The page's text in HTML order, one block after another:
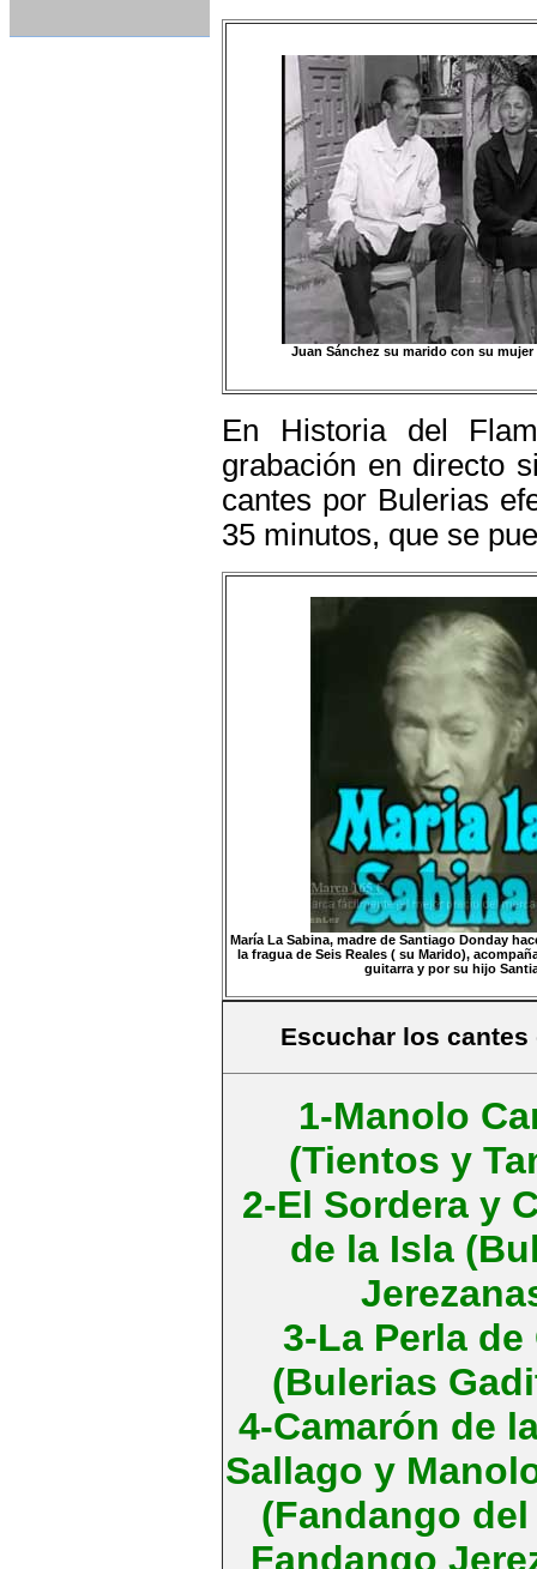
Juan Sánchez su marido con su mujer
En Historia del
grabación en directo
cantes por Bulerias
35 minutos, que se
María La Sabina, madre de Santiago Donday
la fragua de Seis Reales ( su Marido),
guitarra y por su hijo
Escuchar los cantes
1-Manolo
(Tientos y
2-El Sordera y
de la Isla
3-La Perla de
(Bulerias
4-Camarón de
Sallago y
(Fandango
Fandango